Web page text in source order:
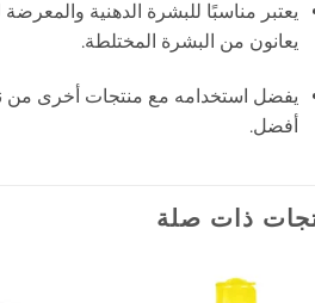
يعتبر مناسبًا للبشرة الدهنية
يعانون من البشرة المختلطة.
يفضل استخدامه مع منتجات أخرى
أفضل.
ذات صلة